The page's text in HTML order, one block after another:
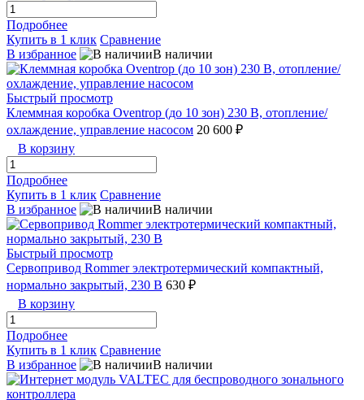
Подробнее
Купить в 1 клик Сравнение
В избранное
В наличии
Быстрый просмотр
Клеммная коробка Oventrop (до 10 зон) 230 В, отопление/
охлаждение, управление насосом 20 600 ₽
В корзину
Подробнее
Купить в 1 клик Сравнение
В избранное
В наличии
Быстрый просмотр
Сервопривод Rommer электротермический компактный,
нормально закрытый, 230 В 630 ₽
В корзину
Подробнее
Купить в 1 клик Сравнение
В избранное
В наличии